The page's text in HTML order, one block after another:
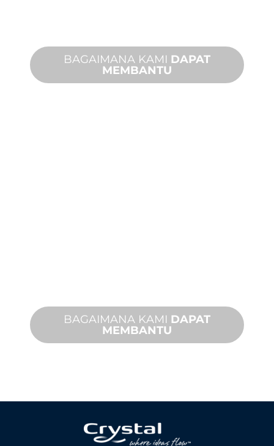
BAGAIMANA KAMI DAPAT
MEMBANTU
BAGAIMANA KAMI DAPAT
MEMBANTU